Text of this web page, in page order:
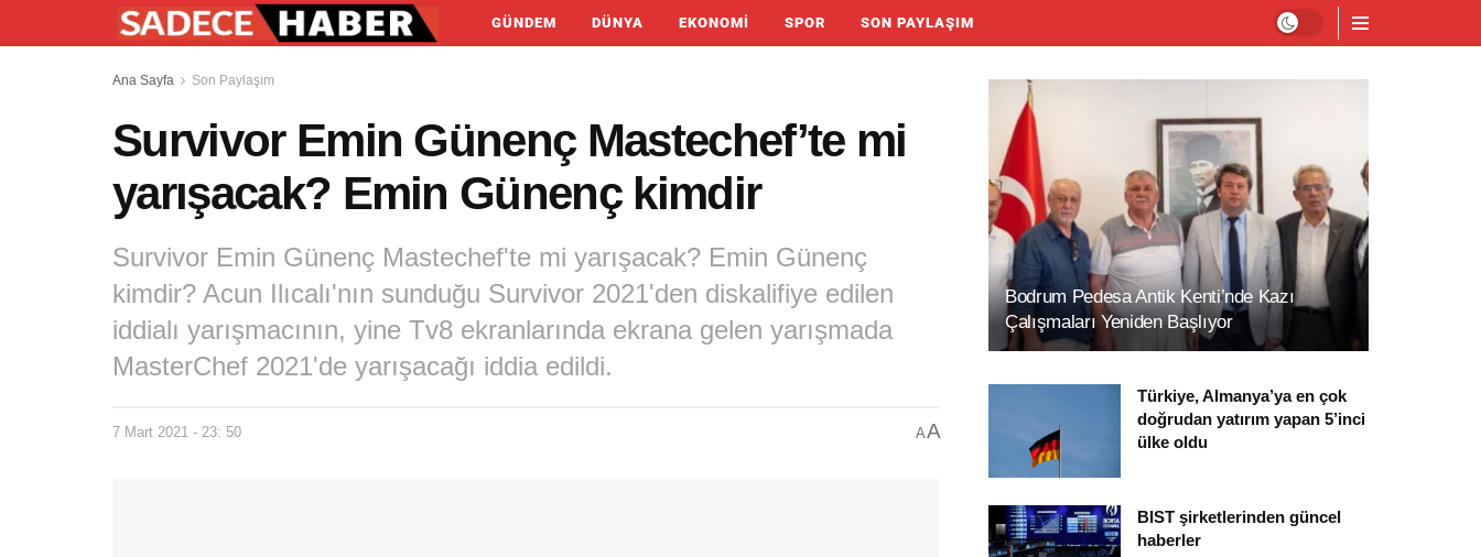
GÜNDEM DÜNYA EKONOMI SPOR SON PAYLAŞIM
Ana Sayfa Son Paylaşım
Survivor Emin Günenç Mastechef’te mi
yarışacak? Emin Günenç kimdir
Survivor Emin Günenç Mastechef'te mi yarışacak? Emin Günenç
kimdir? Acun Ilıcalı'nın sunduğu Survivor 2021'den diskalifiye edilen
iddialı yarışmacının, yine Tv8 ekranlarında ekrana gelen yarışmada
MasterChef 2021'de yarışacağı iddia edildi.
7 Mart 2021 - 23: 50 AA
Bodrum Pedesa Antik Kenti’nde Kazı
Çalışmaları Yeniden Başlıyor
Türkiye, Almanya’ya en çok
doğrudan yatırım yapan 5’inci
ülke oldu
BIST şirketlerinden güncel
haberler